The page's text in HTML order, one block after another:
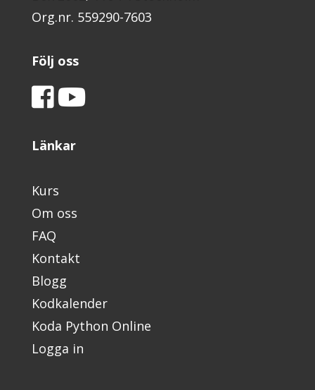
Org.nr. 559290-7603
Följ oss
Länkar
Kurs
Om oss
FAQ
Kontakt
Blogg
Kodkalender
Koda Python Online
Logga in